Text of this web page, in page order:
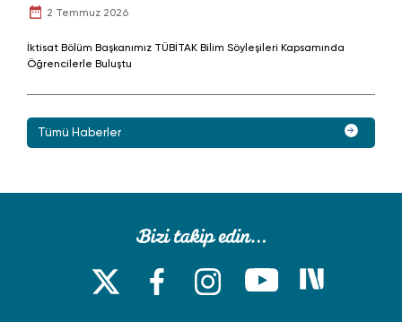
2 Temmuz 2026
İktisat Bölüm Başkanımız TÜBİTAK Bilim Söyleşileri Kapsamında
Öğrencilerle Buluştu
Tümü Haberler